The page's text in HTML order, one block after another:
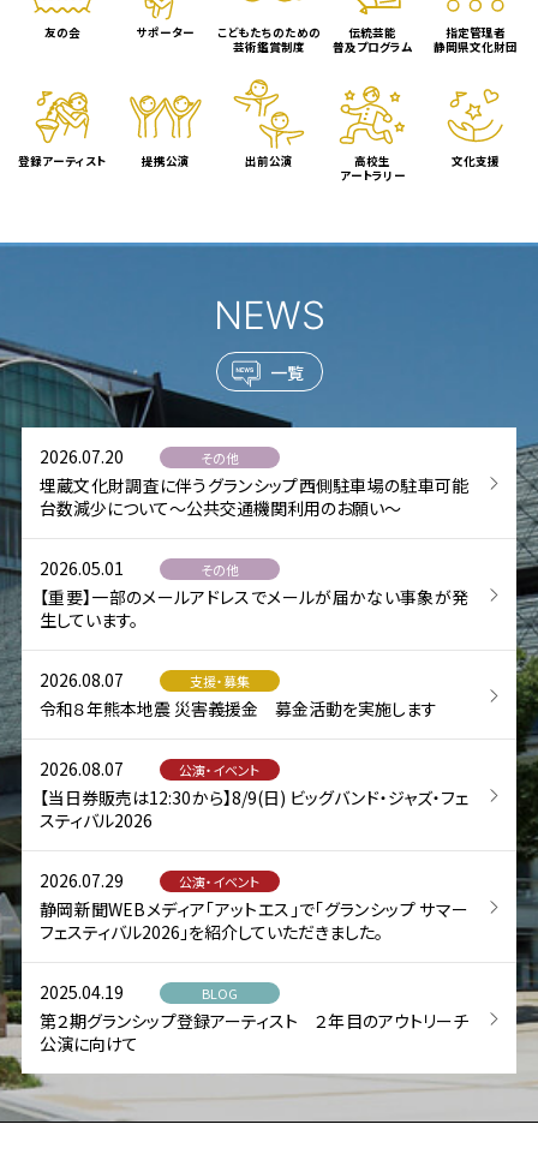
友の会 サポーター
こどもたちのための
芸術鑑賞制度
伝統芸能
普及プログラム
指定管理者
静岡県文化財団
登録アーティスト 提携公演 出前公演
高校生
アートラリー
文化支援
NEWS
一覧
2026.07.20 その他
埋蔵文化財調査に伴うグランシップ西側駐車場の駐車可能
台数減少について～公共交通機関利用のお願い～
2026.05.01 その他
【重要】一部のメールアドレスでメールが届かない事象が発
生しています。
2026.08.07 支援・募集
令和８年熊本地震 災害義援金 募金活動を実施します
2026.08.07 公演・イベント
【当日券販売は12:30から】8/9(日) ビッグバンド・ジャズ・フェ
スティバル2026
2026.07.29 公演・イベント
静岡新聞WEBメディア「アットエス」で「グランシップ サマー
フェスティバル2026」を紹介していただきました。
2025.04.19 BLOG
第２期グランシップ登録アーティスト ２年目のアウトリーチ
公演に向けて